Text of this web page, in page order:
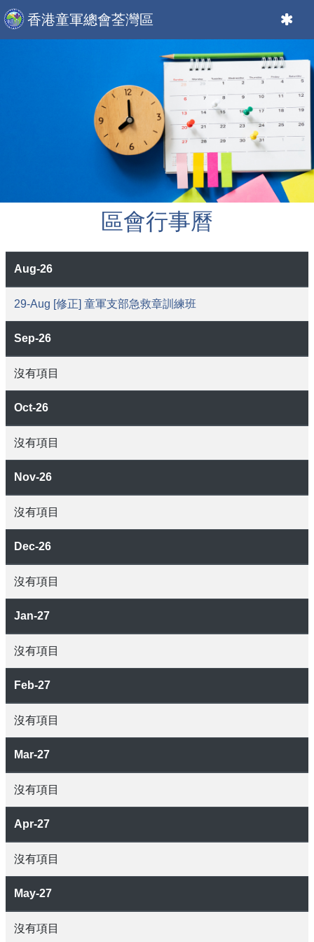
香港童軍總會荃灣區
區會行事曆
Aug-26
29-Aug [修正] 童軍支部急救章訓練班
Sep-26
沒有項目
Oct-26
沒有項目
Nov-26
沒有項目
Dec-26
沒有項目
Jan-27
沒有項目
Feb-27
沒有項目
Mar-27
沒有項目
Apr-27
沒有項目
May-27
沒有項目